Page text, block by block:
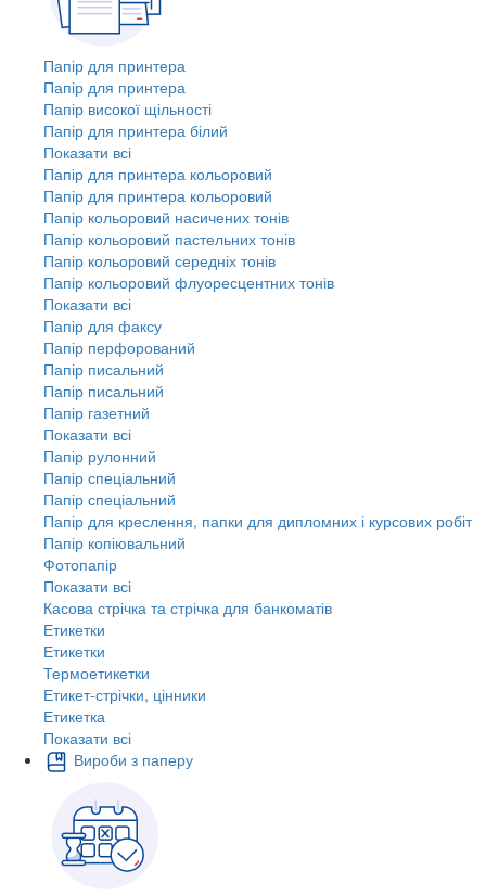
Папір для принтера
Папір для принтера
Папір високої щільності
Папір для принтера білий
Показати всі
Папір для принтера кольоровий
Папір для принтера кольоровий
Папір кольоровий насичених тонів
Папір кольоровий пастельних тонів
Папір кольоровий середніх тонів
Папір кольоровий флуоресцентних тонів
Показати всі
Папір для факсу
Папір перфорований
Папір писальний
Папір писальний
Папір газетний
Показати всі
Папір рулонний
Папір спеціальний
Папір спеціальний
Папір для креслення, папки для дипломних і курсових робіт
Папір копіювальний
Фотопапір
Показати всі
Касова стрічка та стрічка для банкоматів
Етикетки
Етикетки
Термоетикетки
Етикет-стрічки, цінники
Етикетка
Показати всі
Вироби з паперу